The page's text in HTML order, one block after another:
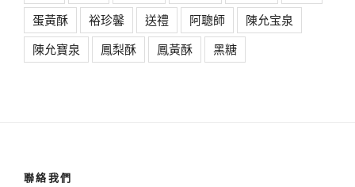
蛋黃酥
裕珍馨 送禮 阿聰師
陳允宝泉
陳允寶泉
鳳梨酥 鳳黃酥 黑糖
聯絡我們